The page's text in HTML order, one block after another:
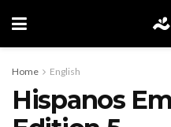
Home English
Hispanos